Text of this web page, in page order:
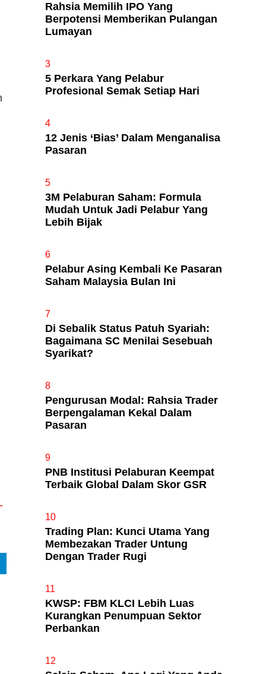
Rahsia Memilih IPO Yang
Berpotensi Memberikan Pulangan
Lumayan
3
5 Perkara Yang Pelabur
Profesional Semak Setiap Hari
4
12 Jenis ‘Bias’ Dalam Menganalisa
Pasaran
5
3M Pelaburan Saham: Formula
Mudah Untuk Jadi Pelabur Yang
Lebih Bijak
6
Pelabur Asing Kembali Ke Pasaran
Saham Malaysia Bulan Ini
7
Di Sebalik Status Patuh Syariah:
Bagaimana SC Menilai Sesebuah
Syarikat?
8
Pengurusan Modal: Rahsia Trader
Berpengalaman Kekal Dalam
Pasaran
9
PNB Institusi Pelaburan Keempat
Terbaik Global Dalam Skor GSR
10
Trading Plan: Kunci Utama Yang
Membezakan Trader Untung
Dengan Trader Rugi
11
KWSP: FBM KLCI Lebih Luas
Kurangkan Penumpuan Sektor
Perbankan
12